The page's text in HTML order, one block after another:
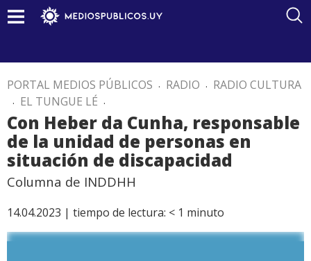
PORTAL MEDIOS PÚBLICOS . RADIO . RADIO CULTURA
. EL TUNGUE LÉ .
Con Heber da Cunha, responsable
de la unidad de personas en
situación de discapacidad
Columna de INDDHH
14.04.2023 | tiempo de lectura: < 1 minuto